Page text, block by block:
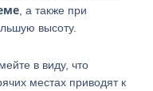
, а также при
высоту.
в виду, что
местах приводят к